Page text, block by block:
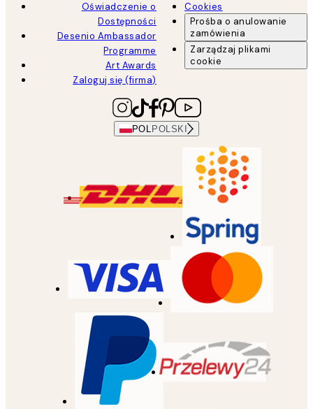
Oświadczenie o
Dostępności
Desenio Ambassador
Programme
Art Awards
Zaloguj się (firma)
Cookies
Prośba o anulowanie
zamówienia
Zarządzaj plikami
cookie
POL POLSKI